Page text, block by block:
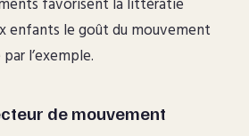
favorisent la littératie
enfants le goût du mouvement
l’exemple.
de mouvement